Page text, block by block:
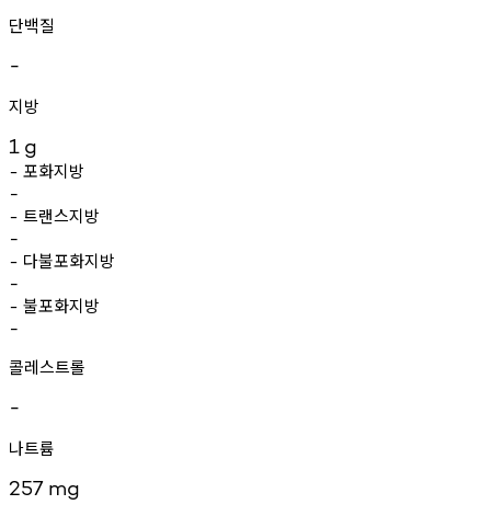
단백질
-
지방
1 g
- 포화지방
-
- 트랜스지방
-
- 다불포화지방
-
- 불포화지방
-
콜레스트롤
-
나트륨
257 mg